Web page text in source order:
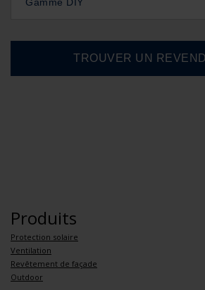
Produits
Protection solaire
Ventilation
Revêtement de façade
Outdoor